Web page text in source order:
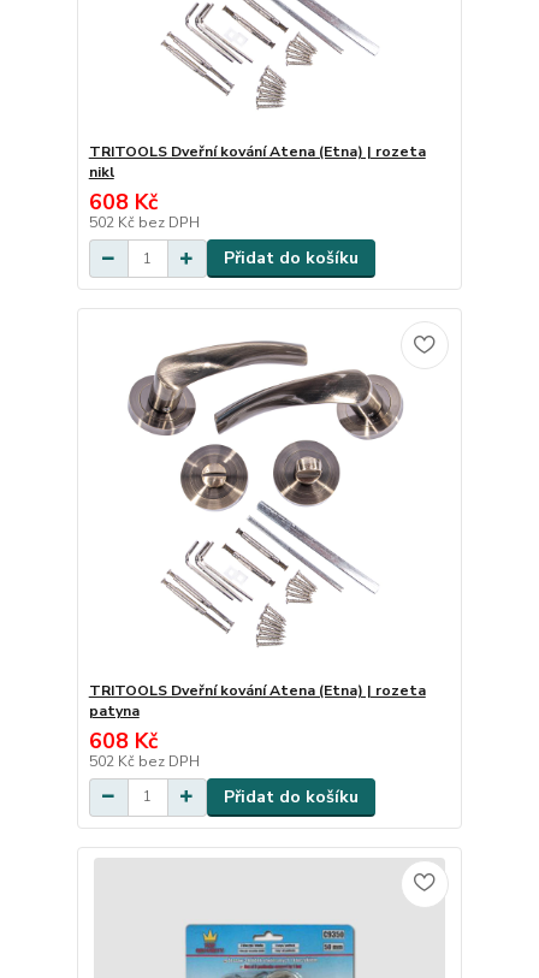
TRITOOLS Dveřní kování Atena (Etna) | rozeta
nikl
608 Kč
502 Kč bez DPH
Přidat do košíku
TRITOOLS Dveřní kování Atena (Etna) | rozeta
patyna
608 Kč
502 Kč bez DPH
Přidat do košíku